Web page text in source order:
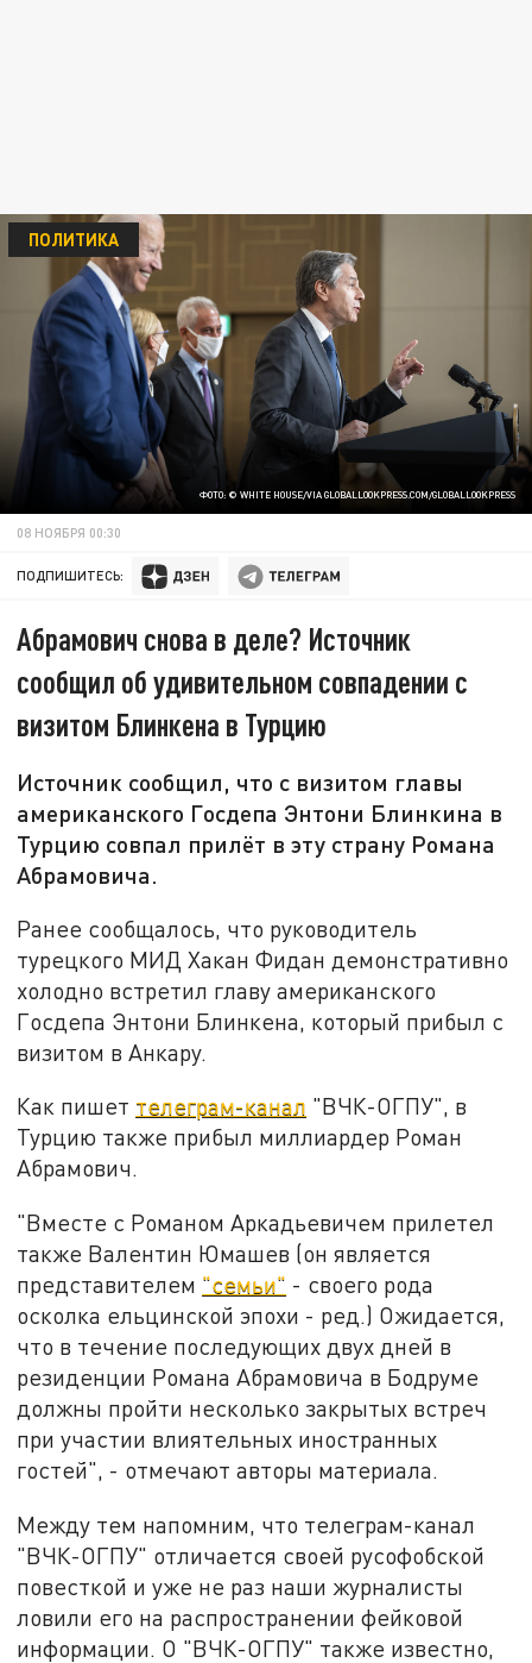
ФОТО: © WHITE HOUSE/VIA GLOBALLOOKPRESS.COM/GLOBALLOOKPRESS
ПОЛИТИКА
08 НОЯБРЯ 00:30
ПОДПИШИТЕСЬ:
Абрамович снова в деле? Источник
сообщил об удивительном совпадении с
визитом Блинкена в Турцию
Источник сообщил, что с визитом главы
американского Госдепа Энтони Блинкина в
Турцию совпал прилёт в эту страну Романа
Абрамовича.
Ранее сообщалось, что руководитель
турецкого МИД Хакан Фидан демонстративно
холодно встретил главу американского
Госдепа Энтони Блинкена, который прибыл с
визитом в Анкару.
Как пишет телеграм-канал "ВЧК-ОГПУ", в
Турцию также прибыл миллиардер Роман
Абрамович.
"Вместе с Романом Аркадьевичем прилетел
также Валентин Юмашев (он является
представителем "семьи" - своего рода
осколка ельцинской эпохи - ред.) Ожидается,
что в течение последующих двух дней в
резиденции Романа Абрамовича в Бодруме
должны пройти несколько закрытых встреч
при участии влиятельных иностранных
гостей", - отмечают авторы материала.
Между тем напомним, что телеграм-канал
"ВЧК-ОГПУ" отличается своей русофобской
повесткой и уже не раз наши журналисты
ловили его на распространении фейковой
информации. О "ВЧК-ОГПУ" также известно,